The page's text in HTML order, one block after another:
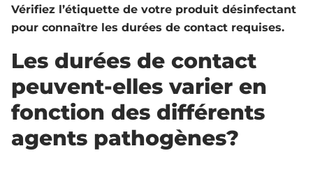
Vérifiez l’étiquette de votre produit désinfectant
pour connaître les durées de contact requises.
Les durées de contact
peuvent-elles varier en
fonction des différents
agents pathogènes?